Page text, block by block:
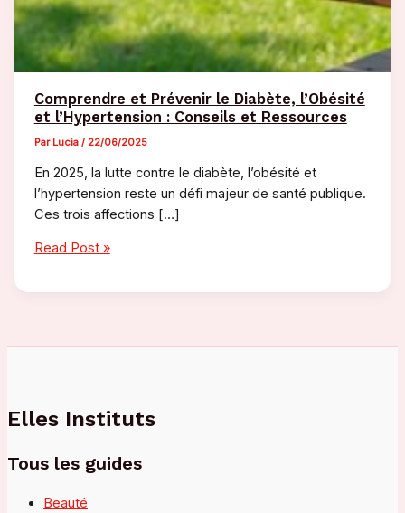
Comprendre et Prévenir le Diabète, l’Obésité
et l’Hypertension : Conseils et Ressources
Par Lucia / 22/06/2025
En 2025, la lutte contre le diabète, l’obésité et
l’hypertension reste un défi majeur de santé publique.
Ces trois affections […]
Comprendre
Prévenir
l’Obésité
:
Ressources
Read Post »
Elles Instituts
Tous les guides
Beauté